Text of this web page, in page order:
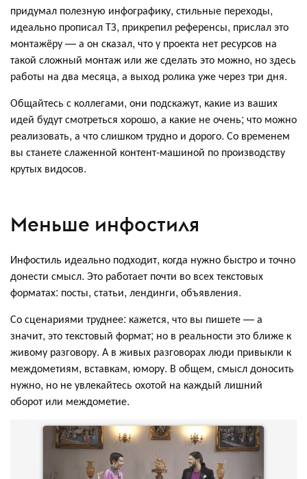
придумал полезную инфографику, стильные переходы,
идеально прописал ТЗ, прикрепил референсы, прислал это
монтажёру — а он сказал, что у проекта нет ресурсов на
такой сложный монтаж или же сделать это можно, но здесь
работы на два месяца, а выход ролика уже через три дня.
Общайтесь с коллегами, они подскажут, какие из ваших
идей будут смотреться хорошо, а какие не очень; что можно
реализовать, а что слишком трудно и дорого. Со временем
вы станете слаженной контент-машиной по производству
крутых видосов.
Меньше инфостиля
Инфостиль идеально подходит, когда нужно быстро и точно
донести смысл. Это работает почти во всех текстовых
форматах: посты, статьи, лендинги, объявления.
Со сценариями труднее: кажется, что вы пишете — а
значит, это текстовый формат; но в реальности это ближе к
живому разговору. А в живых разговорах люди привыкли к
междометиям, вставкам, юмору. В общем, смысл доносить
нужно, но не увлекайтесь охотой на каждый лишний
оборот или междометие.